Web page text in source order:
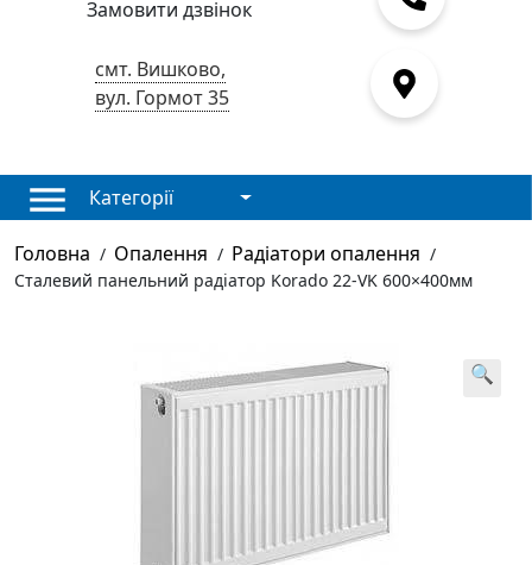
Замовити дзвінок
смт. Вишково,
вул. Гормот 35
Категорії
Головна / Опалення / Радіатори опалення /
Сталевий панельний радіатор Korado 22-VK 600×400мм
🔍